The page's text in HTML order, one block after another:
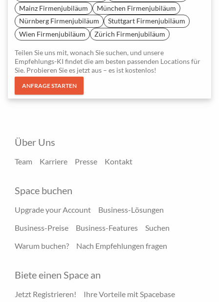
Mainz Firmenjubiläum
München Firmenjubiläum
Nürnberg Firmenjubiläum
Stuttgart Firmenjubiläum
Wien Firmenjubiläum
Zürich Firmenjubiläum
Teilen Sie uns mit, wonach Sie suchen, und unsere
Empfehlungs-KI findet die am besten passenden Locations für
Sie. Probieren Sie es jetzt aus – es ist kostenlos!
ANFRAGE STARTEN
Über Uns
Team Karriere Presse Kontakt
Space buchen
Upgrade your Account
Business-Lösungen
Business-Preise
Business-Features
Suchen
Warum buchen?
Nach Empfehlungen fragen
Biete einen Space an
Jetzt Registrieren! Ihre Vorteile mit Spacebase